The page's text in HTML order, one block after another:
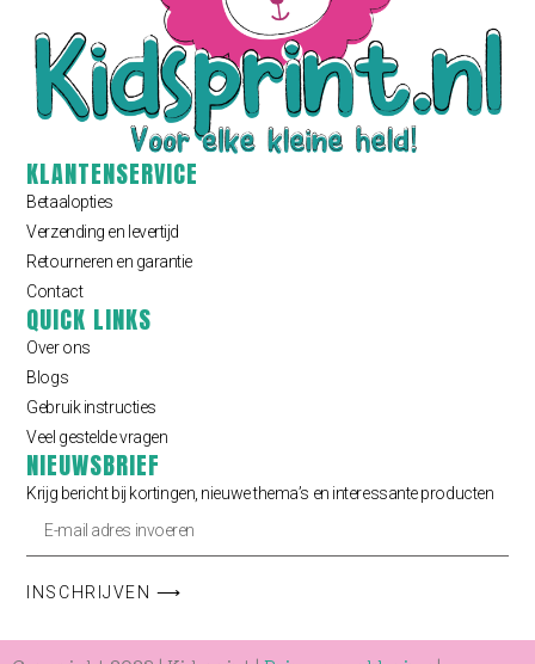
KLANTENSERVICE
Betaalopties
Verzending en levertijd
Retourneren en garantie
Contact
QUICK LINKS
Over ons
Blogs
Gebruik instructies
Veel gestelde vragen
NIEUWSBRIEF
Krijg bericht bij kortingen, nieuwe thema’s en interessante producten
INSCHRIJVEN ⟶